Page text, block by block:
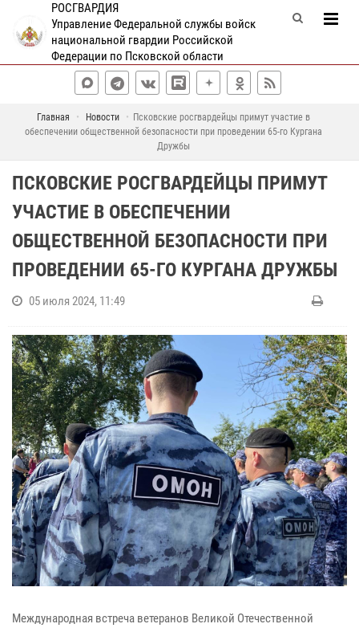
РОСГВАРДИЯ
Управление Федеральной службы войск
национальной гвардии Российской
Федерации по Псковской области
Главная Новости
Псковские росгвардейцы примут участие в
обеспечении общественной безопасности при проведении 65-го Кургана
Дружбы
ПСКОВСКИЕ РОСГВАРДЕЙЦЫ ПРИМУТ
УЧАСТИЕ В ОБЕСПЕЧЕНИИ
ОБЩЕСТВЕННОЙ БЕЗОПАСНОСТИ ПРИ
ПРОВЕДЕНИИ 65-ГО КУРГАНА ДРУЖБЫ
05 июля 2024, 11:49
Международная встреча ветеранов Великой Отечественной